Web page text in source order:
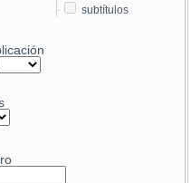
-
subtítulos